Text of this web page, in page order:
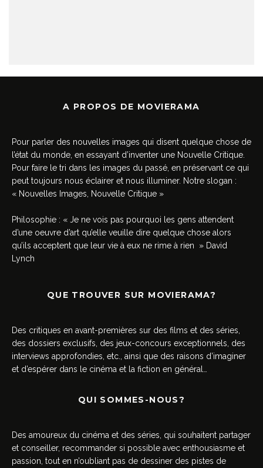
A PROPOS DE MOVIERAMA
Pour parler des nouvelles images qui disent quelque chose de
l’état du monde, en essayant d’inventer une Nouvelle Critique.
Pour faire le tri dans les images du passé, en préservant ce qui
peut toujours nous éclairer et nous illuminer. Notre slogan :
« Nouvelles Images, Nouvelle Critique »
Philosophie : « Je ne vois pas pourquoi les gens attendent
d’une oeuvre d’art qu’elle veuille dire quelque chose alors
qu’ils acceptent que leur vie à eux ne rime à rien » David
Lynch
QUE TROUVER SUR MOVIERAMA?
Des critiques en avant-premières sur des films et des séries,
des dossiers exclusifs, des jeux-concours exceptionnels, des
interviews approfondies, etc., ainsi que des raisons d’imaginer
et d’espérer dans le cinéma et la fiction en général…
QUI SOMMES-NOUS?
Des amoureux du cinéma et des séries, qui souhaitent partager
et conseiller, recommander si possible avec enthousiasme et
passion, tout en n’oubliant pas de dessiner des pistes de